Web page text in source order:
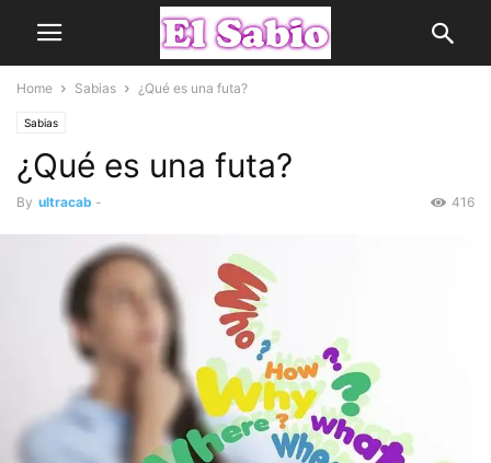
Home Sabias ¿Qué es una futa?
Sabias
¿Qué es una futa?
By ultracab - 416